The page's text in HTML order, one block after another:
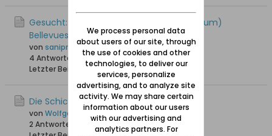
Gesucht: Kahlberg Hotel Außen (Eichelbaum)
Bellevuestraße
von sanipre
4 Antworten
13.518 Hits 0 Likes
Letzter Beitrag
24.08.2013, 19:54
Die Schichau-Villa in Kahlberg
von Wolfgang
2 Antworten
13.353 Hits0 Likes
We process personal data
about users of our site, through
the use of cookies and other
technologies, to deliver our
services, personalize
advertising, and to analyze site
activity. We may share certain
information about our users
with our advertising and
analytics partners. For